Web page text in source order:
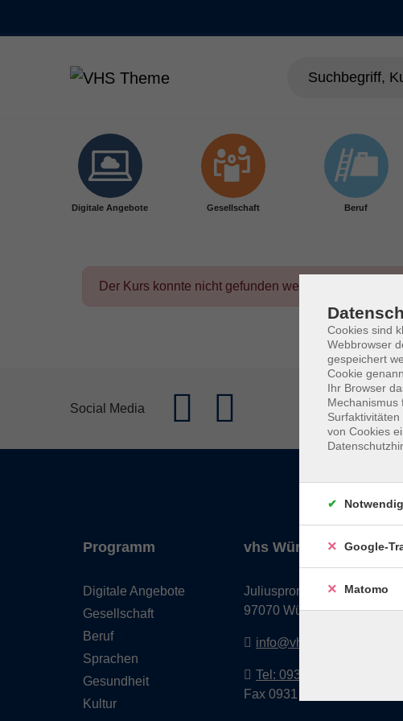
Digitale Angebote Gesellschaft Beruf
Der Kurs konnte nicht gefunden werden.
Social Media
Programm
Digitale Angebote
Gesellschaft
Beruf
Sprachen
Gesundheit
Kultur
vhs Würzburg &
Juliuspromenade 68
97070 Würzburg
info@vhs-wuerzburg.de
Tel: 0931 35593 0
Fax 0931 35593-20
Cookies sind
Webbrowser
gespeichert
Cookie
Ihr Browser
Mechanismus
von Cookies
Notwendig
Google-
Matomo